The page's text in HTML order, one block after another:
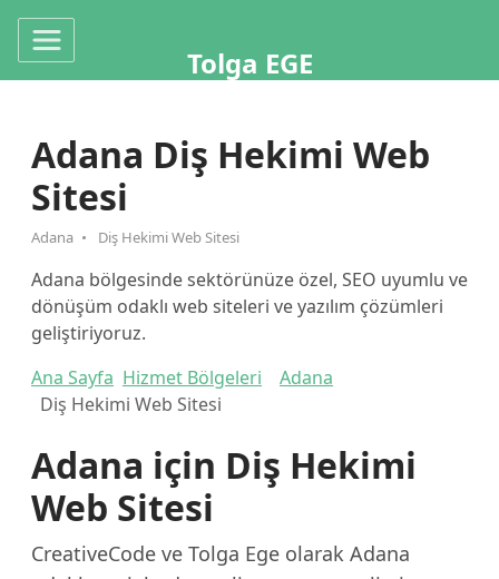
Tolga EGE
Adana Diş Hekimi Web
Sitesi
Adana Diş Hekimi Web Sitesi
Adana bölgesinde sektörünüze özel, SEO uyumlu ve
dönüşüm odaklı web siteleri ve yazılım çözümleri
geliştiriyoruz.
Ana Sayfa Hizmet Bölgeleri
Adana
Diş Hekimi Web Sitesi
Adana için Diş Hekimi
Web Sitesi
CreativeCode ve Tolga Ege olarak Adana